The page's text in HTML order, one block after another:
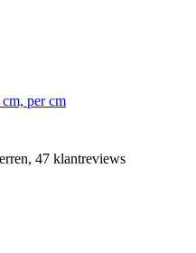
per cm
47 klantreviews